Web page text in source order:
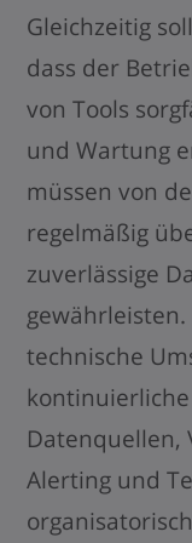
Gleichzeitig
dass der
von Tools
und Wartung
müssen von
regelmäßig
zuverlässige
technische
Datenquellen,
Alerting und